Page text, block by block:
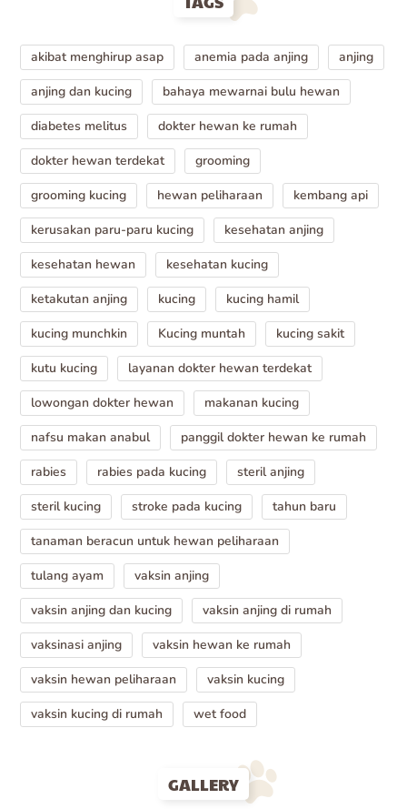
akibat menghirup asap anemia pada anjing
anjing
anjing dan kucing
bahaya mewarnai bulu hewan
diabetes melitus
dokter hewan ke rumah
dokter hewan terdekat
grooming
grooming kucing
hewan peliharaan
kembang api
kerusakan paru-paru kucing
kesehatan anjing
kesehatan hewan
kesehatan kucing
ketakutan anjing
kucing
kucing hamil
kucing munchkin
Kucing muntah
kucing sakit
kutu kucing
layanan dokter hewan terdekat
lowongan dokter hewan
makanan kucing
nafsu makan anabul
panggil dokter hewan ke rumah
rabies
rabies pada kucing
steril anjing
steril kucing
stroke pada kucing
tahun baru
tanaman beracun untuk hewan peliharaan
tulang ayam
vaksin anjing
vaksin anjing dan kucing
vaksin anjing di rumah
vaksinasi anjing
vaksin hewan ke rumah
vaksin hewan peliharaan
vaksin kucing
vaksin kucing di rumah
wet food
GALLERY